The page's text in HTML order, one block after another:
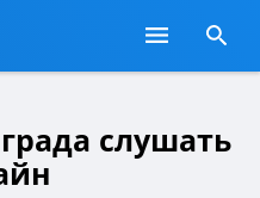
слушать